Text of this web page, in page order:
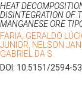
HEAT
DISINTEGRATION OF
MANGANESE ORE
FARIA, GERALDO
JUNIOR, NELSON
GABRIEL DA S.
DOI: 10.5151/2594-